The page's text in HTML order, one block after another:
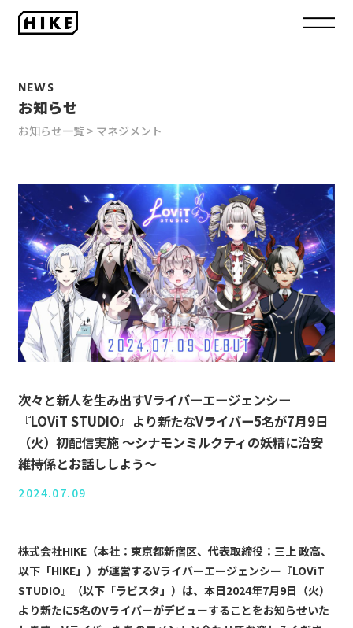
NEWS
お知らせ
お知らせ一覧 マネジメント
次々と新人を生み出すVライバーエージェンシー
『LOViT STUDIO』より新たなVライバー5名が7月9日
（火）初配信実施 〜シナモンミルクティの妖精に治安
維持係とお話ししよう〜
2024.07.09
株式会社HIKE（本社：東京都新宿区、代表取締役：三上 政高、
以下「HIKE」）が運営するVライバーエージェンシー『LOViT
STUDIO』（以下「ラビスタ」）は、本日2024年7月9日（火）
より新たに5名のVライバーがデビューすることをお知らせいた